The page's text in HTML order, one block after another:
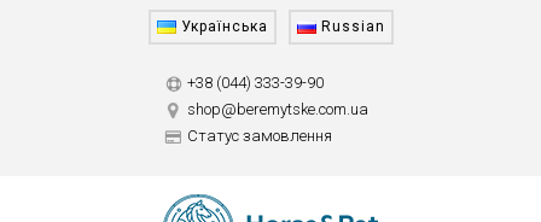
Українська Russian
+38 (044) 333-39-90
shop@beremytske.com.ua
Статус замовлення